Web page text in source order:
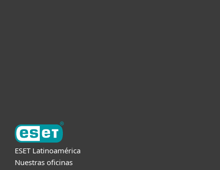
ESET Latinoamérica
Nuestras oficinas